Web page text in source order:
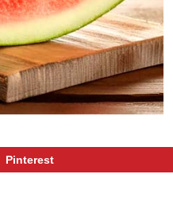
Pinterest